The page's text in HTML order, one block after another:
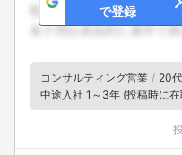
で登録
コンサルティング営業 20
中途入社 1～3年 (投稿時に在